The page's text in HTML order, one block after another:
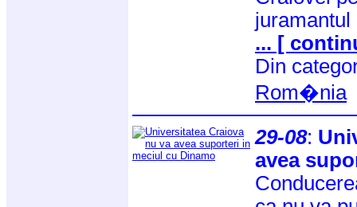
juramantul
... [
Din
Rom�nia
29-08:
avea